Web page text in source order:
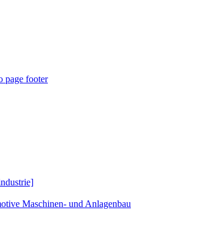
page footer
Maschinen- und Anlagenbau